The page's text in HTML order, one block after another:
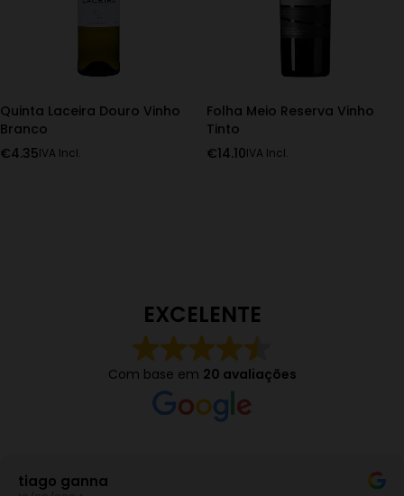
Quinta Laceira Douro Vinho
Branco
€4.35IVA Incl.
Folha Meio Reserva Vinho
Tinto
€14.10IVA Incl.
EXCELENTE
Com base em 20 avaliações
Raquel